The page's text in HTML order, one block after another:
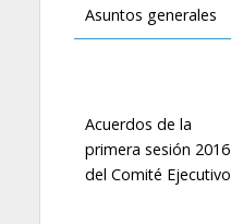
Asuntos generales
Acuerdos de la
primera sesión 2016
del Comité Ejecutivo